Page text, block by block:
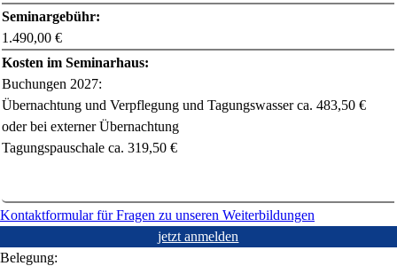
Seminargebühr:
1.490,00 €
Kosten im Seminarhaus:
Buchungen 2027:
Übernachtung und Verpflegung und Tagungswasser ca. 483,50 €
oder bei externer Übernachtung
Tagungspauschale ca. 319,50 €
Kontaktformular für Fragen zu unseren Weiterbildungen
jetzt anmelden
Belegung: